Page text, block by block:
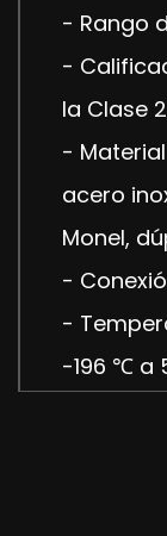
- Rango
-
la Clase
-
acero
Monel,
-
-
-196 ℃ a